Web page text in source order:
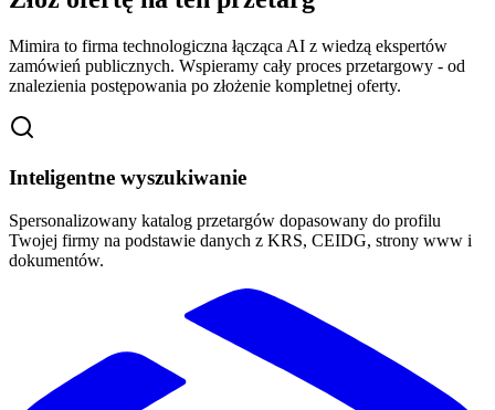
Mimira to firma technologiczna łącząca AI z wiedzą ekspertów
zamówień publicznych. Wspieramy cały proces przetargowy - od
znalezienia postępowania po złożenie kompletnej oferty.
Inteligentne wyszukiwanie
Spersonalizowany katalog przetargów dopasowany do profilu
Twojej firmy na podstawie danych z KRS, CEIDG, strony www i
dokumentów.